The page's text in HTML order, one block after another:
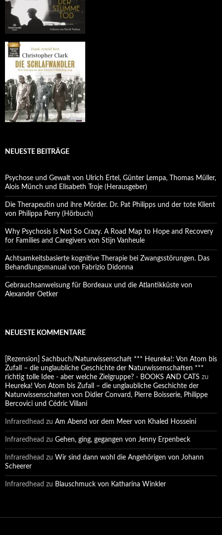
NEUESTE BEITRÄGE
Psychose und Gewalt von Ulrich Ertel, Günter Lempa, Thomas Müller,
Alois Münch und Elisabeth Troje (Herausgeber)
Die Therapeutin und ihre Mörder. Dr. Pat Philipps und der tote Klient
von Philippa Perry (Hörbuch)
Why Psychosis Is Not So Crazy. A Road Map to Hope and Recovery
for Families and Caregivers von Stijn Vanheule
Achtsamkeitsbasierte kognitive Therapie bei Zwangsstörungen. Das
Behandlungsmanual von Fabrizio Didonna
Gebrauchsanweisung für Bordeaux und die Atlantikküste von
Alexander Oetker
NEUESTE KOMMENTARE
[Rezension] Sachbuch/Naturwissenschaft *** Heureka!: Von Atom bis
Zufall – die unglaubliche Geschichte der Naturwissenschaften ***
richtig tolle Idee - aber welche Zielgruppe? - BOOKS AND CATS zu
Heureka! Von Atom bis Zufall – die unglaubliche Geschichte der
Naturwissenschaften von Didier Convard, Pierre Boisserie, Philippe
Bercovici und Cédric Villani
Infraredhead zu Am Abend vor dem Meer von Khaled Hosseini
Infraredhead zu Gehen, ging, gegangen von Jenny Erpenbeck
Infraredhead zu Wir sind dann wohl die Angehörigen von Johann
Scheerer
Infraredhead zu Blauschmuck von Katharina Winkler